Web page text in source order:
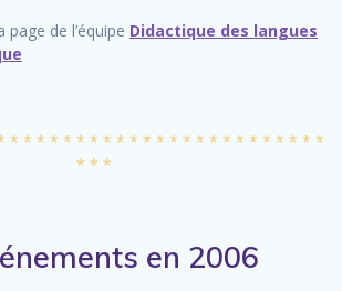
page de l’équipe Didactique des langues
* * * * * * * * * * * * * * * * * * * * * * * *
* * *
en 2006